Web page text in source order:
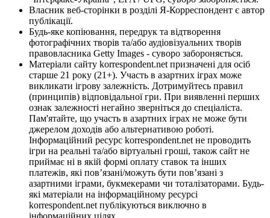
Власник веб-сторінки в розділі Я-Корреспондент є автор
публікації.
Будь-яке копіювання, передрук та відтворення
фотографічних творів та/або аудіовізуальних творів
правовласника Getty Images - суворо забороняється.
Матеріали сайту korrespondent.net призначені для осіб
старше 21 року (21+). Участь в азартних іграх може
викликати ігрову залежність. Дотримуйтесь правил
(принципів) відповідальної гри. При виявленні перших
ознак залежності негайно зверніться до спеціаліста.
Пам'ятайте, що участь в азартних іграх не може бути
джерелом доходів або альтернативою роботі.
Інформаційний ресурс korrespondent.net не проводить
ігри на реальні та/або віртуальні гроші, також сайт не
приймає ні в якій формі оплату ставок та інших
платежів, які пов’язані/можуть бути пов’язані з
азартними іграми, букмекерами чи тоталізаторами. Будь-
які матеріали на інформаційному ресурсі
korrespondent.net публікуються виключно в
інформаційних цілях.